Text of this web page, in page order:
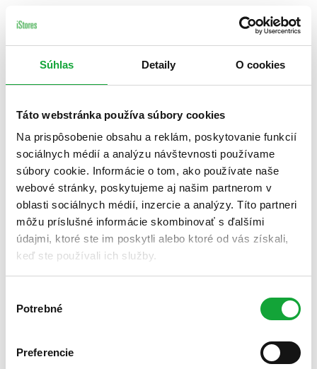
Súhlas Detaily O cookies
Táto webstránka používa súbory cookies
Na prispôsobenie obsahu a reklám, poskytovanie funkcií
sociálnych médií a analýzu návštevnosti používame
súbory cookie. Informácie o tom, ako používate naše
webové stránky, poskytujeme aj našim partnerom v
oblasti sociálnych médií, inzercie a analýzy. Títo partneri
môžu príslušné informácie skombinovať s ďalšími
údajmi, ktoré ste im poskytli alebo ktoré od vás získali,
keď ste používali ich služby.
súhlasu
Potrebné
Preferencie